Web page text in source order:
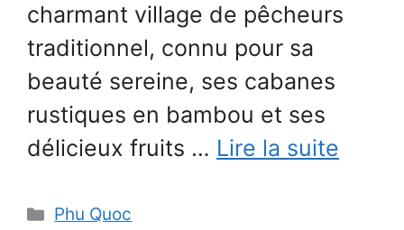
charmant village de pêcheurs
traditionnel, connu pour sa
beauté sereine, ses cabanes
rustiques en bambou et ses
délicieux fruits … Lire la suite
Catégories
Phu Quoc